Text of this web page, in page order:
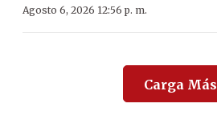
Agosto 6, 2026 12:56 p. m.
Carga Más